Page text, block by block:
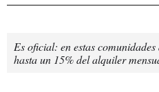
Es oficial: en estas
hasta un 15% del alquiler